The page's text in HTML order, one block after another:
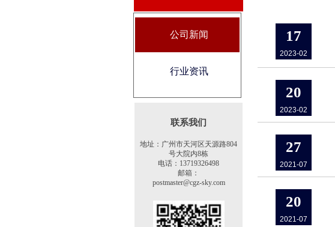
17
2023-02
20
2023-02
27
2021-07
20
2021-07
公司新闻
行业资讯
联系我们
地址：广州市天河区天源路804
号大院内8栋
电话：13719326498
邮箱：
postmaster@cgz-sky.com